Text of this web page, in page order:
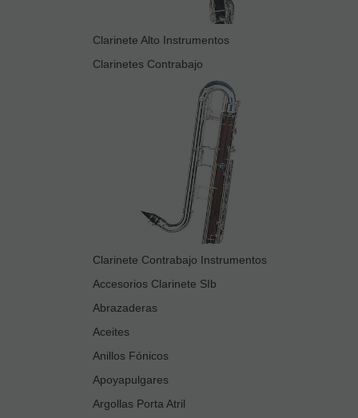
Clarinete Alto Instrumentos
Clarinetes Contrabajo
Clarinete Contrabajo Instrumentos
Accesorios Clarinete SIb
Abrazaderas
Aceites
Anillos Fónicos
Apoyapulgares
Argollas Porta Atril